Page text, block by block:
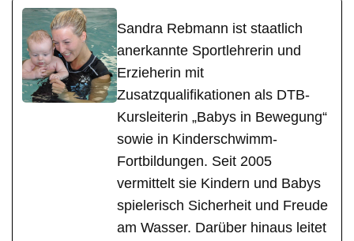
Sandra Rebmann ist staatlich
anerkannte Sportlehrerin und
Erzieherin mit
Zusatzqualifikationen als DTB-
Kursleiterin „Babys in Bewegung“
sowie in Kinderschwimm-
Fortbildungen. Seit 2005
vermittelt sie Kindern und Babys
spielerisch Sicherheit und Freude
am Wasser. Darüber hinaus leitet